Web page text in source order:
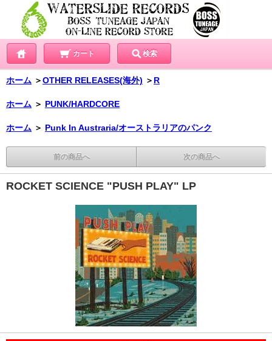
カート 検索
ホーム ＞OTHER RELEASES(海外) ＞ R
ホーム ＞ PUNK/HARDCORE
ホーム ＞ Punk In Austraria/オーストラリアのパンク
前の商品へ 次の商品へ
ROCKET SCIENCE "PUSH PLAY" LP